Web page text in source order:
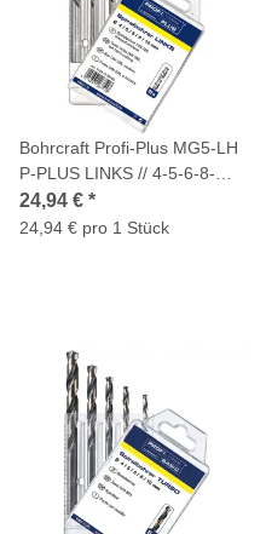
Bohrcraft Profi-Plus MG5-LH
P-PLUS LINKS // 4-5-6-8-
10/5-tlg.
24,94 € *
24,94 € pro 1 Stück